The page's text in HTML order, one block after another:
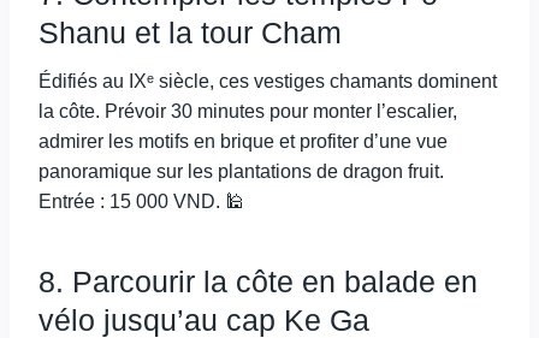
Shanu et la tour Cham
Édifiés au IXᵉ siècle, ces vestiges chamants dominent
la côte. Prévoir 30 minutes pour monter l’escalier,
admirer les motifs en brique et profiter d’une vue
panoramique sur les plantations de dragon fruit.
Entrée : 15 000 VND. 🕌
8. Parcourir la côte en balade en
vélo jusqu’au cap Ke Ga